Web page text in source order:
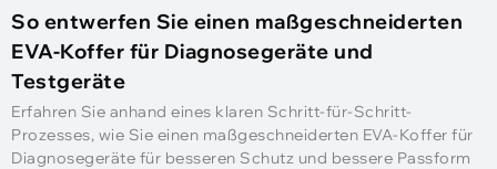
So entwerfen Sie einen maßgeschneiderten
EVA-Koffer für Diagnosegeräte und
Testgeräte
Erfahren Sie anhand eines klaren Schritt-für-Schritt-
Prozesses, wie Sie einen maßgeschneiderten EVA-Koffer für
Diagnosegeräte für besseren Schutz und bessere Passform